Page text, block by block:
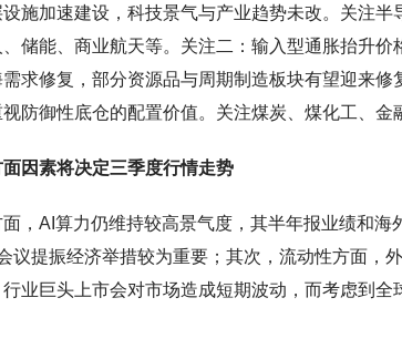
施加速建设，科技景气与产业趋势未改。关注
储能、商业航天等。关注二：输入型通胀抬升
求修复，部分资源品与周期制造板块有望迎来
防御性底仓的配置价值。关注煤炭、煤化工、金
因素将决定三季度行情走势
，AI算力仍维持较高景气度，其半年报业绩和
议提振经济举措较为重要；其次，流动性方面，
业巨头上市会对市场造成短期波动，而考虑到